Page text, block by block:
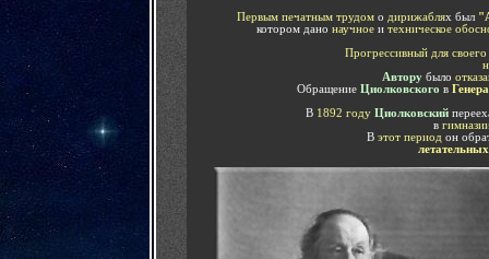
Первым печатным трудом о дирижаблях был
котором дано научное и техническое
Прогрессивный для
Автору было
ОбращениеЦиолковского в
В 1892 году Циолковский
в
В этот период он